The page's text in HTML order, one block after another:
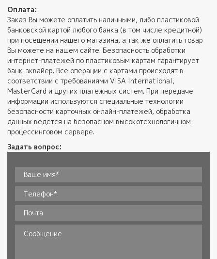
Оплата:
Заказ Вы можете оплатить наличными, либо пластиковой
банковской картой любого банка (в том числе кредитной)
при посещении нашего магазина, а так же оплатить товар
Вы можете на нашем сайте. Безопасность обработки
интернет-платежей по пластиковым картам гарантирует
банк-эквайер. Все операции с картами происходят в
соответствии с требованиями VISA International,
MasterCard и других платежных систем. При передаче
информации используются специальные технологии
безопасности карточных онлайн-платежей, обработка
данных ведется на безопасном высокотехнологичном
процессинговом сервере.
Задать вопрос:
Ваше имя**
Телефон*
Почта